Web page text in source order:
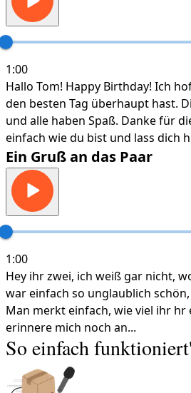
1:00
Hallo Tom! Happy Birthday! Ich
den besten Tag überhaupt hast.
und alle haben Spaß. Danke für
einfach wie du bist und lass dich
Ein Gruß an das Paar
1:00
Hey ihr zwei, ich weiß gar nicht,
war einfach so unglaublich
Man merkt einfach, wie viel ihr hr
erinnere mich noch an...
So einfach